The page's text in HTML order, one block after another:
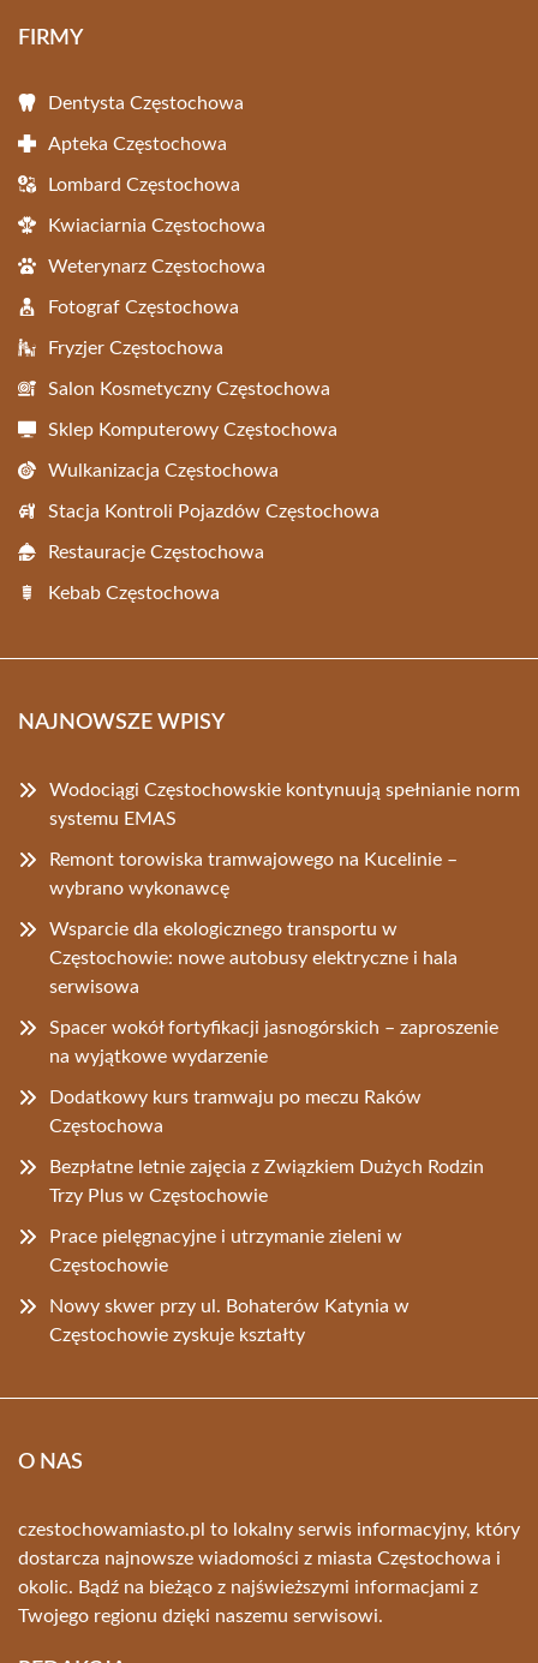
FIRMY
Dentysta Częstochowa
Apteka Częstochowa
Lombard Częstochowa
Kwiaciarnia Częstochowa
Weterynarz Częstochowa
Fotograf Częstochowa
Fryzjer Częstochowa
Salon Kosmetyczny Częstochowa
Sklep Komputerowy Częstochowa
Wulkanizacja Częstochowa
Stacja Kontroli Pojazdów Częstochowa
Restauracje Częstochowa
Kebab Częstochowa
NAJNOWSZE WPISY
Wodociągi Częstochowskie kontynuują spełnianie norm
systemu EMAS
Remont torowiska tramwajowego na Kucelinie –
wybrano wykonawcę
Wsparcie dla ekologicznego transportu w
Częstochowie: nowe autobusy elektryczne i hala
serwisowa
Spacer wokół fortyfikacji jasnogórskich – zaproszenie
na wyjątkowe wydarzenie
Dodatkowy kurs tramwaju po meczu Raków
Częstochowa
Bezpłatne letnie zajęcia z Związkiem Dużych Rodzin
Trzy Plus w Częstochowie
Prace pielęgnacyjne i utrzymanie zieleni w
Częstochowie
Nowy skwer przy ul. Bohaterów Katynia w
Częstochowie zyskuje kształty
O NAS
czestochowamiasto.pl to lokalny serwis informacyjny, który
dostarcza najnowsze wiadomości z miasta Częstochowa i
okolic. Bądź na bieżąco z najświeższymi informacjami z
Twojego regionu dzięki naszemu serwisowi.